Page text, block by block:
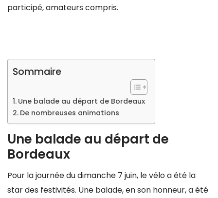
participé, amateurs compris.
Sommaire
Une balade au départ de Bordeaux
De nombreuses animations
Une balade au départ de
Bordeaux
Pour la journée du dimanche 7 juin, le vélo a été la
star des festivités. Une balade, en son honneur, a été